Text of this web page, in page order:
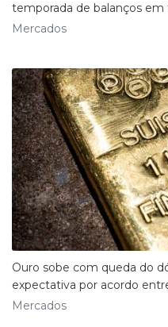
temporada de balanços em
Mercados
Ouro sobe com queda do
expectativa por acordo
Mercados